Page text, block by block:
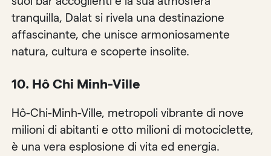
tranquilla, Dalat si rivela una destinazione
affascinante, che unisce armoniosamente
natura, cultura e scoperte insolite.
10. Hô Chi Minh-Ville
Hô-Chi-Minh-Ville, metropoli vibrante di nove
milioni di abitanti e otto milioni di motociclette,
è una vera esplosione di vita ed energia.